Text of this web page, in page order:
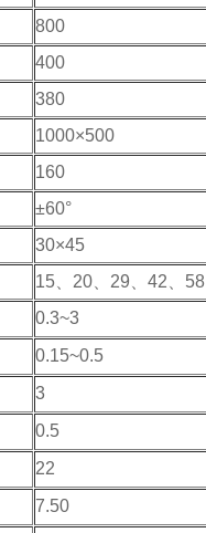
800
400
380
1000×500
160
±60°
30×45
15、20、29、42、
0.3~3
0.15~0.5
3
0.5
22
7.50